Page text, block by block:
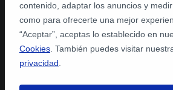
contenido, adaptar los anuncios y
como para ofrecerte una mejor
“Aceptar”, aceptas lo establecido en
Cookies . También puedes visitar
privacidad